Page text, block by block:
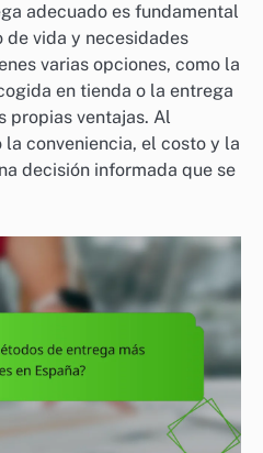
adecuado es fundamental
vida y necesidades
varias opciones, como la
en tienda o la entrega
propias ventajas. Al
conveniencia, el costo y la
decisión informada que se